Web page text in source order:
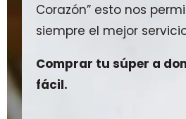
Corazón” esto nos
siempre el mejor
Comprar tu súper a
fácil.